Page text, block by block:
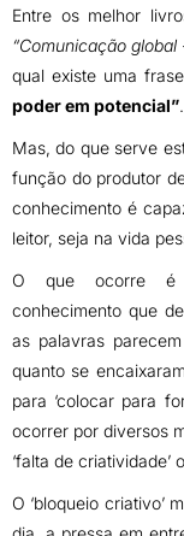
Entre os melhor
“Comunicação
qual existe uma
poder em potencial”.
Mas, do que serve
função do produtor
conhecimento é
leitor, seja na vida
O que ocorre é
conhecimento que
as palavras
quanto se
para ‘colocar para
ocorrer por diversos
‘falta de criatividade’
O ‘bloqueio criativo’